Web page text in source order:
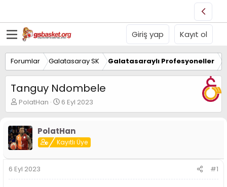
Giriş yap Kayıt ol
Forumlar Galatasaray SK Galatasaraylı Profesyoneller
Tanguy Ndombele
K
o
u
y
u
B
a
ş
PolatHan
B
a
l
a
n
g
6 Eyl 2023
PolatHan
Kayıtlı Üye
6 Eyl 2023 #1